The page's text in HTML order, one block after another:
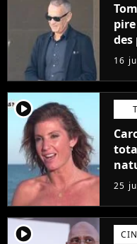
des
16
player2
25
player2